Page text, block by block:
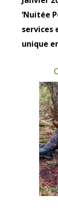
‘Nuitée
services
unique